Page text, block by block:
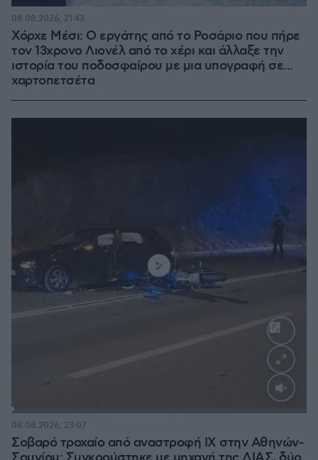
Χόρχε Μέσι: Ο εργάτης από το Ροσάριο που πήρε
τον 13χρονο Λιονέλ από το χέρι και άλλαξε την
ιστορία του ποδοσφαίρου με μια υπογραφή σε...
χαρτοπετσέτα
08.08.2026, 21:43
Loaded:
Σοβαρό τροχαίο από αναστροφή ΙΧ στην Αθηνών-
08.08.2026, 23:07